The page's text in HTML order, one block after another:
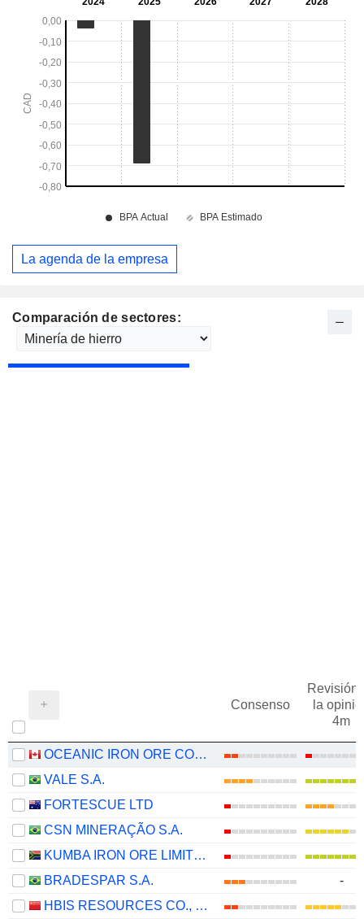
Comparación de sectores:
Consenso
Revisión
la
4m
OCEANIC IRON ORE CORP.
VALE S.A.
FORTESCUE LTD
CSN MINERAÇÃO S.A.
KUMBA IRON ORE LIMITED
BRADESPAR S.A.
-
HBIS RESOURCES CO., LTD.
La agenda de la empresa